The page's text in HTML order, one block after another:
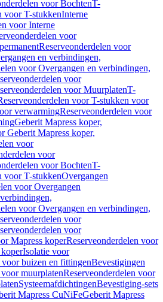
voor BochtenT-
voor T-stukkenInterne
voor Interne
voor
Reserveonderdelen voor
en verbindingen,
voor Overgangen en verbindingen,
voor
voor MuurplatenT-
voor T-stukken voor
verwarmingReserveonderdelen voor
Geberit Mapress koper,
Geberit Mapress koper,
voor
voor
voor BochtenT-
voor T-stukkenOvergangen
voor Overgangen
voor Overgangen en verbindingen,
voor
voor
Mapress koperReserveonderdelen voor
Isolatie voor
buizen en fittingenBevestigingen
muurplatenReserveonderdelen voor
SysteemafdichtingenBevestiging-sets
Mapress CuNiFeGeberit Mapress